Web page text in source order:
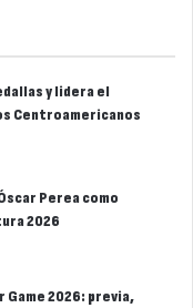
y lidera el
Centroamericanos
Perea como
2026
Game 2026: previa,